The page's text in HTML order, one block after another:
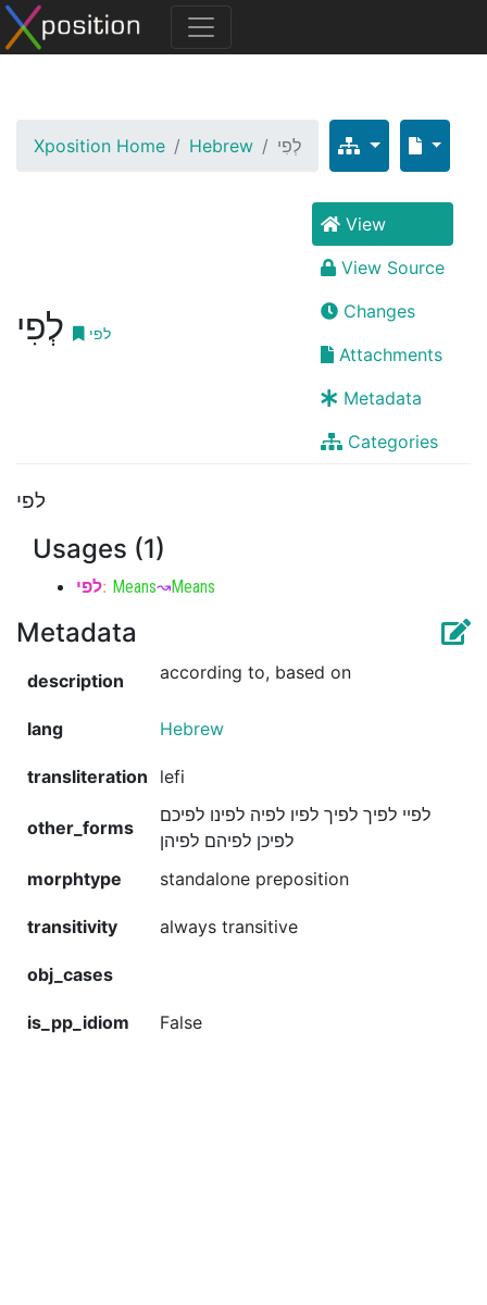
Xposition Home Hebrew לְפִי
לְפִי לפי
View
View Source
Changes
Attachments
Metadata
Categories
לפי
Usages (1)
לפי: Means↝Means
Metadata
description according to, based on
lang Hebrew
transliteration lefi
other_forms
לפיי לפיך לפיך לפיו לפיה לפינו לפיכם
לפיכן לפיהם לפיהן
morphtype
standalone preposition
transitivity always transitive
obj_cases
is_pp_idiom False